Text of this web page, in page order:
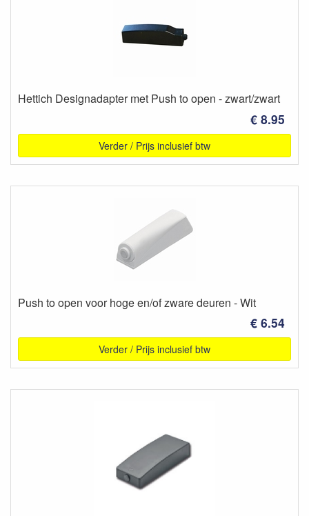
Hettich Designadapter met Push to open - zwart/zwart
€ 8.95
Verder / Prijs inclusief btw
Push to open voor hoge en/of zware deuren - Wit
€ 6.54
Verder / Prijs inclusief btw